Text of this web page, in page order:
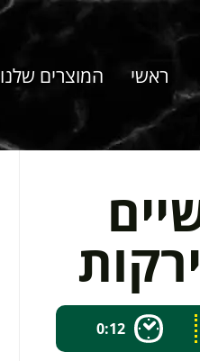
ראשי המוצרים שלנו
0:12